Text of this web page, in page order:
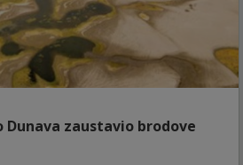
zaustavio brodove